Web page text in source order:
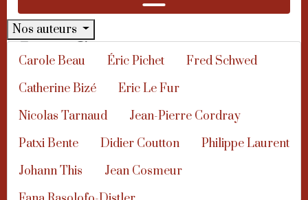
Nos auteurs
Carole Beau Éric Pichet
Fred Schwed
Catherine Bizé
Eric Le Fur
Nicolas Tarnaud
Jean-Pierre Cordray
Patxi Bente
Didier Coutton
Philippe Laurent
Johann This
Jean Cosmeur
Jean Cosmeur
Au catalogue des Éditions du
Siècle
Je suis un homme heureux